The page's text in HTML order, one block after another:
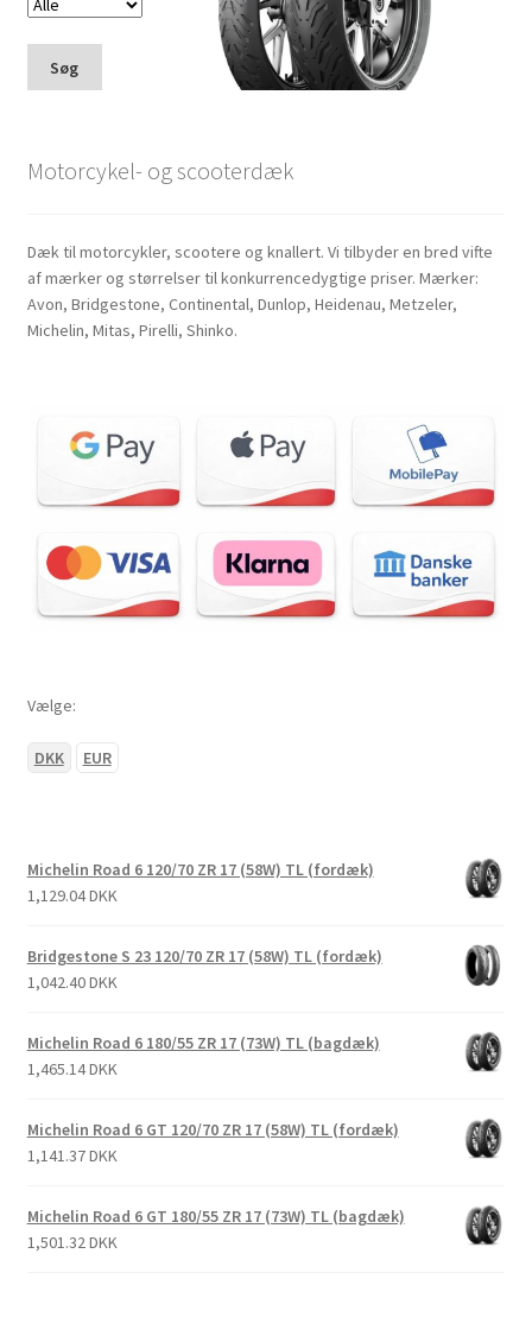
Søg
Motorcykel- og scooterdæk
Dæk til motorcykler, scootere og knallert. Vi tilbyder en bred vifte
af mærker og størrelser til konkurrencedygtige priser. Mærker:
Avon, Bridgestone, Continental, Dunlop, Heidenau, Metzeler,
Michelin, Mitas, Pirelli, Shinko.
Vælge:
DKK EUR
Michelin Road 6 120/70 ZR 17 (58W) TL (fordæk)
1,129.04 DKK
Bridgestone S 23 120/70 ZR 17 (58W) TL (fordæk)
1,042.40 DKK
Michelin Road 6 180/55 ZR 17 (73W) TL (bagdæk)
1,465.14 DKK
Michelin Road 6 GT 120/70 ZR 17 (58W) TL (fordæk)
1,141.37 DKK
Michelin Road 6 GT 180/55 ZR 17 (73W) TL (bagdæk)
1,501.32 DKK